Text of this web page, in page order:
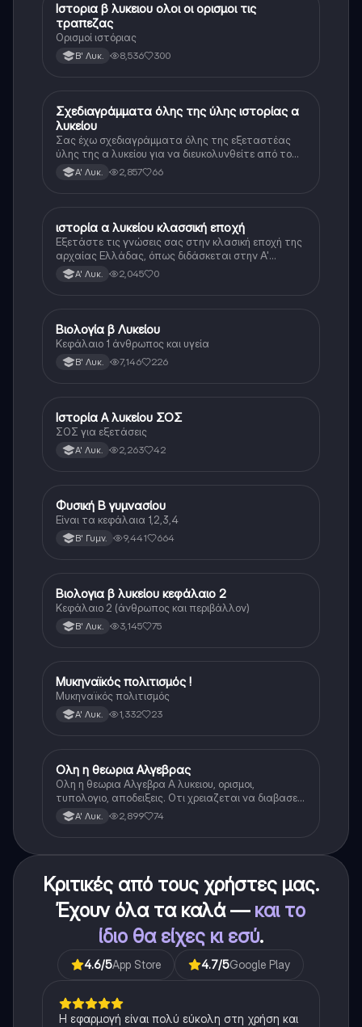
Ιστορία
Ιστορια β λυκειου ολοι οι ορισμοι τις
τραπεζας
Ορισμοί ιστόριας
Β' Λυκ. 8,536 300
Ιστορία
Σχεδιαγράμματα όλης της ύλης ιστορίας α
λυκείου
Σας έχω σχεδιαγράμματα όλης της εξεταστέας
ύλης της α λυκείου για να διευκολυνθείτε από το
τεράστιο βάρος του βιβλίου
Α' Λυκ. 2,857 66
Ιστορία
ιστορία α λυκείου κλασσική εποχή
Εξετάστε τις γνώσεις σας στην κλασική εποχή της
αρχαίας Ελλάδας, όπως διδάσκεται στην Α'
Λυκείου.
Α' Λυκ. 2,045 0
Βιολογία
Βιολογία β Λυκείου
Κεφάλαιο 1 άνθρωπος και υγεία
Β' Λυκ. 7,146 226
Ιστορία
Ιστορία Α λυκείου ΣΟΣ
ΣΟΣ για εξετάσεις
Α' Λυκ. 2,263 42
Φυσική
Φυσική Β γυμνασίου
Είναι τα κεφάλαια 1,2,3,4
Β' Γυμν. 9,441 664
Βιολογία
Βιολογια β λυκείου κεφάλαιο 2
Κεφάλαιο 2 (άνθρωπος και περιβάλλον)
Β' Λυκ. 3,145 75
Ιστορία
Μυκηναϊκός πολιτισμός !
Μυκηναϊκός πολιτισμός
Α' Λυκ. 1,332 23
Μαθηματικά
Ολη η θεωρια Αλγεβρας
Ολη η θεωρια Αλγεβρα Α λυκειου, ορισμοι,
τυπολογιο, αποδειξεις. Οτι χρειαζεται να διαβασεις
για το θεωρητικο κομματι της αλγεβρας.
Α' Λυκ. 2,899 74
Κριτικές από τους χρήστες μας.
Έχουν όλα τα καλά — και το
ίδιο θα είχες κι εσύ.
4.6/5App Store 4.7/5Google Play
Η εφαρμογή είναι πολύ εύκολη στη χρήση και